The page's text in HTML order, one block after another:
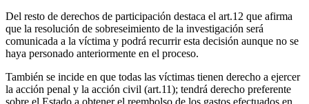
Del resto de derechos de participación destaca el art.12 que afirma
que la resolución de sobreseimiento de la investigación será
comunicada a la víctima y podrá recurrir esta decisión aunque no se
haya personado anteriormente en el proceso.
También se incide en que todas las víctimas tienen derecho a ejercer
la acción penal y la acción civil (art.11); tendrá derecho preferente